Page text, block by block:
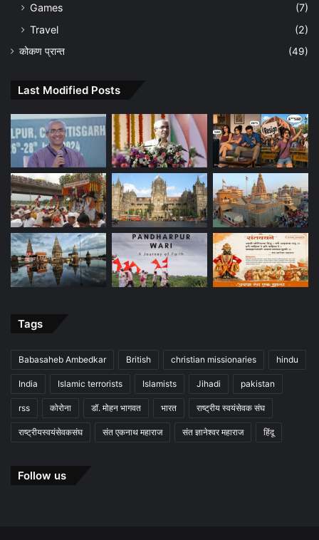
Games
(7)
Travel
(2)
कोकण प्रान्त (49)
Last Modified Posts
Tags
Babasaheb Ambedkar British christian missionaries hindu
India Islamic terrorists Islamists Jihadi pakistan
rss कोरोना डॉ. मोहन भागवत भारत राष्ट्रीय स्वयंसेवक संघ
राष्ट्रीयस्वयंसेवकसंघ संत एकनाथ महाराज संत ज्ञानेश्वर महाराज हिंदू
Follow us